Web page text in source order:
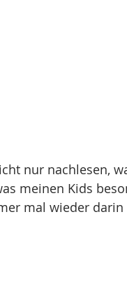
nur nachlesen,
meinen Kids
mal wieder